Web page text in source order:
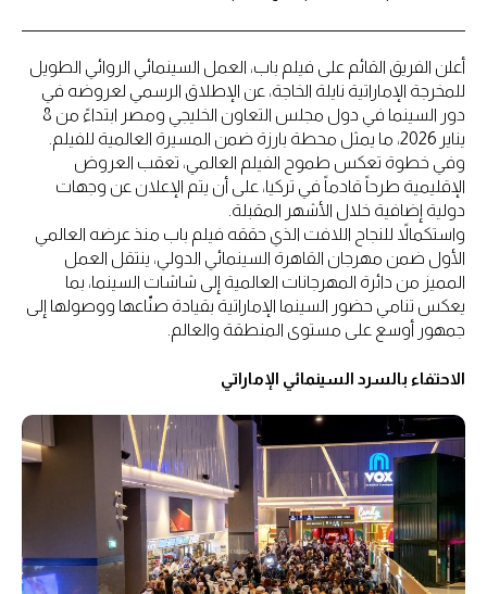
أعلن الفريق القائم على فيلم باب، العمل السينمائي الروائي الطويل
للمخرجة الإماراتية نايلة الخاجة، عن الإطلاق الرسمي لعروضه في
دور السينما في دول مجلس التعاون الخليجي ومصر ابتداءً من 8
يناير 2026، ما يمثل محطة بارزة ضمن المسيرة العالمية للفيلم.
وفي خطوة تعكس طموح الفيلم العالمي، تعقب العروض
الإقليمية طرحاً قادماً في تركيا، على أن يتم الإعلان عن وجهات
دولية إضافية خلال الأشهر المقبلة.
واستكمالاً للنجاح اللافت الذي حققه فيلم باب منذ عرضه العالمي
الأول ضمن مهرجان القاهرة السينمائي الدولي، ينتقل العمل
المميز من دائرة المهرجانات العالمية إلى شاشات السينما، بما
يعكس تنامي حضور السينما الإماراتية بقيادة صنّاعها ووصولها إلى
جمهور أوسع على مستوى المنطقة والعالم.
الاحتفاء بالسرد السينمائي الإماراتي